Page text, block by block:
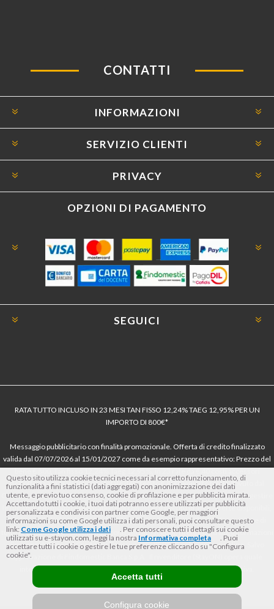
CONTATTI
INFORMAZIONI
SERVIZIO CLIENTI
PRIVACY
OPZIONI DI PAGAMENTO
SEGUICI
RATA TUTTO INCLUSO IN 23 MESI TAN FISSO 12,24% TAEG 12,95% PER UN
IMPORTO DI 800€*
Messaggio pubblicitario con finalità promozionale. Offerta di credito finalizzato
valida dal 07/07/2026 al 15/01/2027 come da esempio rappresentativo: Prezzo del
bene € 800, Tan fisso 12,24% Taeg 12,95%, in 23 rate da € 40 costi accessori
dell’offerta azzerati. Importo totale del credito € 800. Importo totale dovuto dal
Consumatore € 920. Decorrenza media della prima rata a 90 giorni. Al fine di gestire
le tue spese in modo responsabile e di conoscere eventuali altre offerte disponibili,
Findomestic ti ricorda, prima di sottoscrivere il contratto, di prendere visione di
tutte le condizioni economiche e contrattuali, facendo riferimento alle Informazioni
Europee di Base sul Credito ai Consumatori (IEBCC) nel percorso online. Salvo
approvazione di Findomestic Banca S.p.A.. Il rivenditore (StayON) opera quale
intermediario del credito per Findomestic Banca S.p.A., non in esclusiva.
Questo sito utilizza cookie tecnici necessari al corretto funzionamento, di
funzionalità a fini statistici (dati aggregati) con anonimizzazione dei dati
utente, e previo tuo consenso, cookie di profilazione e per pubblicità mirata.
Accettando tutti i cookie, i tuoi dati potranno essere utilizzati per pubblicità
personalizzata e condivisi con partner come Google, per maggiori
informazioni su come Google utilizza i dati personali, puoi consultare questo
link: Come Google utilizza i dati
. Per conoscere tutti i dettagli sui cookie
utilizzati su e-stayon.com, leggi la nostra Informativa completa
. Puoi
accettare tutti i cookie o gestire le tue preferenze cliccando su "Configura
cookie".
Configura cookie
Accetta tutti